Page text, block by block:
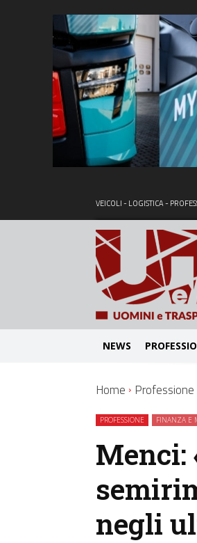
VEICOLI - LOGISTICA -
NEWS
Home Professione
PROFESSIONE FINANZA E
Menci:
negli